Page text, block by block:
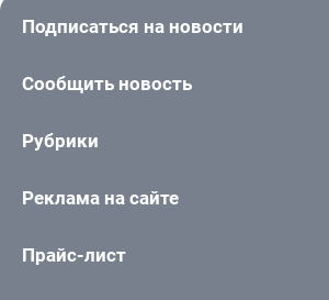
Подписаться на новости
Сообщить новость
Рубрики
Реклама на сайте
Прайс-лист